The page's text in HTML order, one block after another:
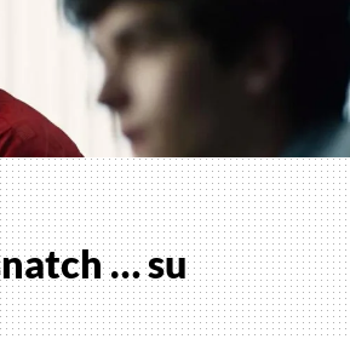
nei
cinema
… su